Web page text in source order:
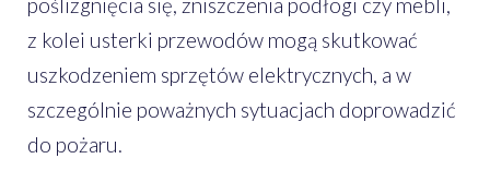
z kolei usterki przewodów mogą skutkować
uszkodzeniem sprzętów elektrycznych, a w
szczególnie poważnych sytuacjach doprowadzić
do pożaru.